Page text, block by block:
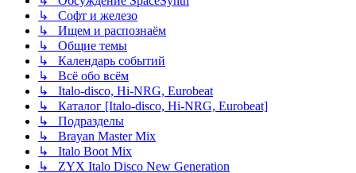
↳ Софт и железо
↳ Ищем и распознаём
↳ Общие темы
↳ Календарь событий
↳ Всё обо всём
↳ Italo-disco, Hi-NRG, Eurobeat
↳ Каталог [Italo-disco, Hi-NRG, Eurobeat]
↳ Подразделы
↳ Brayan Master Mix
↳ Italo Boot Mix
↳ ZYX Italo Disco New Generation